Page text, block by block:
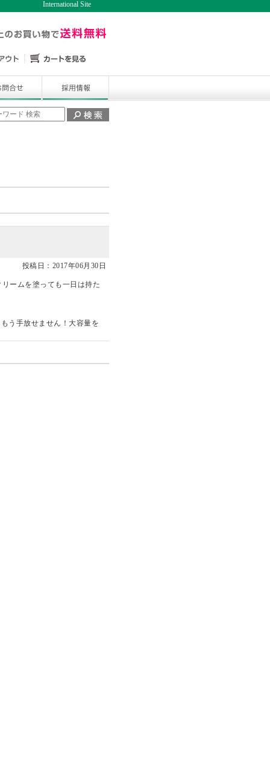
International Site
投稿日：2017年06月30日
ームを塗っても一日は持た
う手放せません！大容量を